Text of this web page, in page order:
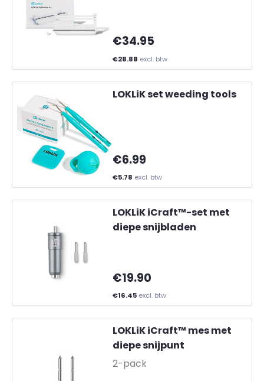
€34.95
€28.88 excl. btw
LOKLiK set weeding tools
€6.99
€5.78 excl. btw
LOKLiK iCraft™-set met
diepe snijbladen
€19.90
€16.45 excl. btw
LOKLiK iCraft™ mes met
diepe snijpunt
2-pack